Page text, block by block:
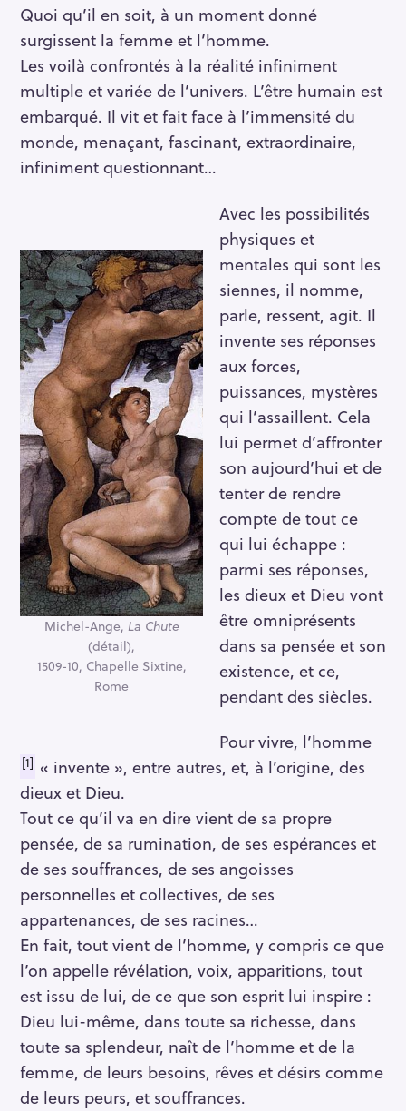
Quoi qu’il en soit, à un moment donné
surgissent la femme et l’homme.
Les voilà confrontés à la réalité infiniment
multiple et variée de l’univers. L’être humain est
embarqué. Il vit et fait face à l’immensité du
monde, menaçant, fascinant, extraordinaire,
infiniment questionnant…
Michel-Ange, La Chute
(détail),
1509-10, Chapelle Sixtine,
Rome
Avec les possibilités
physiques et
mentales qui sont les
siennes, il nomme,
parle, ressent, agit. Il
invente ses réponses
aux forces,
puissances, mystères
qui l’assaillent. Cela
lui permet d’affronter
son aujourd’hui et de
tenter de rendre
compte de tout ce
qui lui échappe :
parmi ses réponses,
les dieux et Dieu vont
être omniprésents
dans sa pensée et son
existence, et ce,
pendant des siècles.
Pour vivre, l’homme
[1] « invente », entre autres, et, à l’origine, des
dieux et Dieu.
Tout ce qu’il va en dire vient de sa propre
pensée, de sa rumination, de ses espérances et
de ses souffrances, de ses angoisses
personnelles et collectives, de ses
appartenances, de ses racines…
En fait, tout vient de l’homme, y compris ce que
l’on appelle révélation, voix, apparitions, tout
est issu de lui, de ce que son esprit lui inspire :
Dieu lui-même, dans toute sa richesse, dans
toute sa splendeur, naît de l’homme et de la
femme, de leurs besoins, rêves et désirs comme
de leurs peurs, et souffrances.